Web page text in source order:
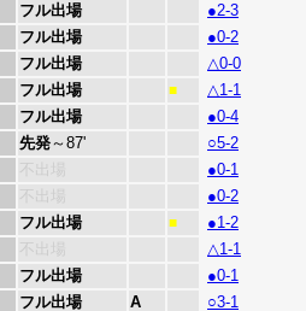
フル出場
●2-3
フル出場
●0-2
フル出場
△0-0
フル出場 ■
△1-1
フル出場
●0-4
先発～87'
○5-2
不出場
●0-1
不出場
●0-2
フル出場 ■
●1-2
不出場
△1-1
フル出場
●0-1
フル出場 A
○3-1